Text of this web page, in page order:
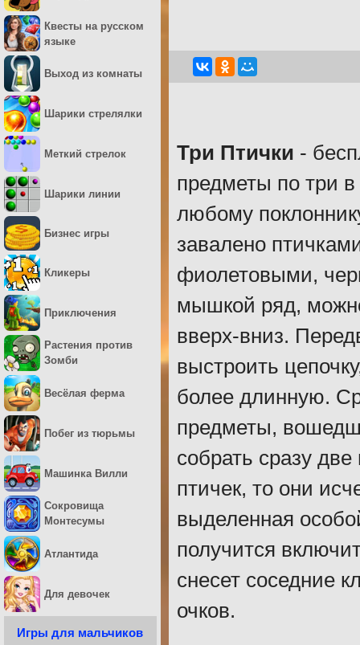
Три Птички -
предметы по три
любому
завалено
фиолетовыми,
мышкой ряд,
вверх-вниз.
выстроить
более длинную.
предметы,
собрать сразу
птичек, то они
выделенная
получится
снесет соседние
очков.
Квесты на русском
языке
Выход из комнаты
Шарики стрелялки
Меткий стрелок
Шарики линии
Бизнес игры
Кликеры
Приключения
Растения против
Зомби
Весёлая ферма
Побег из тюрьмы
Машинка Вилли
Сокровища
Монтесумы
Атлантида
Для девочек
Игры для мальчиков